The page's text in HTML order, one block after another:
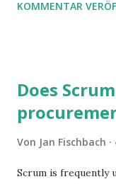
möchte. Darin habe
KOMMENTAR
Does
Von Jan Fischbach
Scrum is frequently